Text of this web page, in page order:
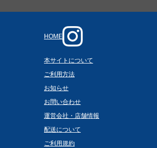
HOME
本サイトについて
ご利用方法
お知らせ
お問い合わせ
運営会社・店舗情報
配送について
ご利用規約